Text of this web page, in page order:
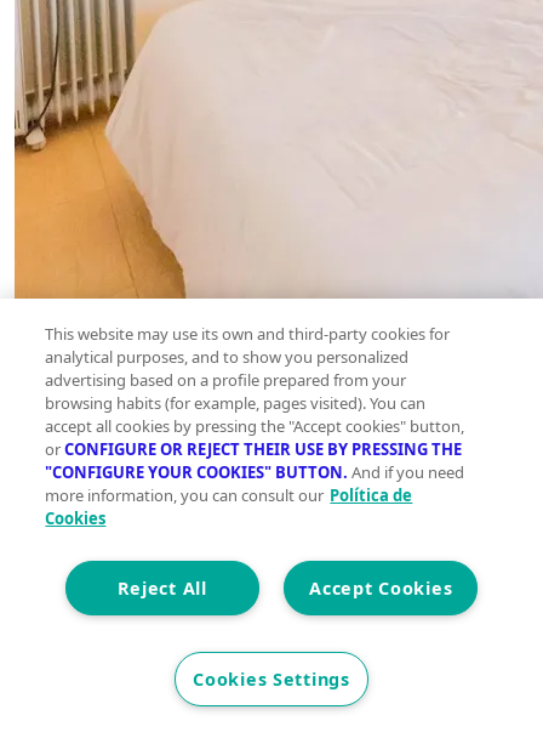
This website may use its own and third-party cookies for
analytical purposes, and to show you personalized
advertising based on a profile prepared from your
browsing habits (for example, pages visited). You can
accept all cookies by pressing the "Accept cookies" button,
orCONFIGURE OR REJECT THEIR USE BY PRESSING THE
"CONFIGURE YOUR COOKIES" BUTTON. And if you need
more information, you can consult our Política de
Cookies
Accept Cookies
Reject All
Cookies Settings